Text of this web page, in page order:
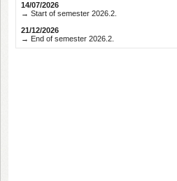
14/07/2026
→ Start of semester 2026.2.
21/12/2026
→ End of semester 2026.2.